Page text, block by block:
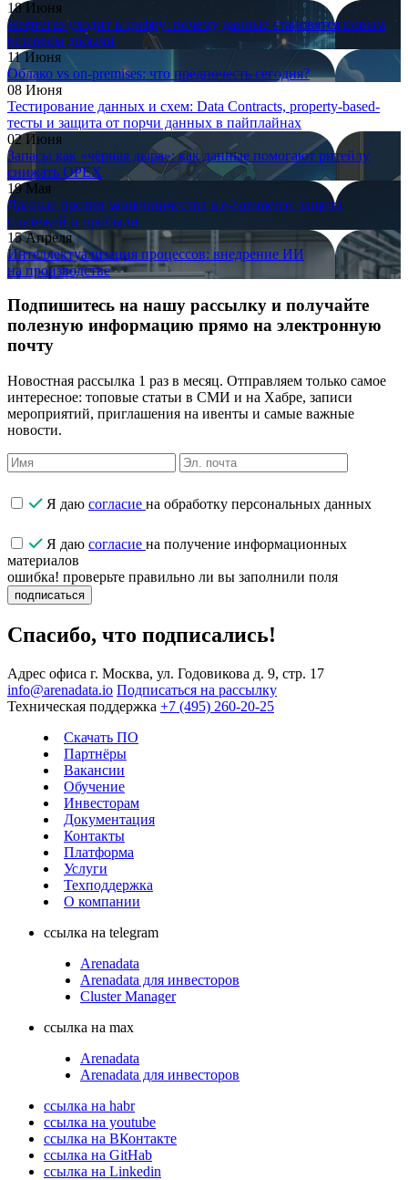
18 Июня
Нефтегаз уходит в цифру: почему данные становятся новым
резервом добычи
11 Июня
Облако vs on-premises: что предпочесть сегодня?
08 Июня
Тестирование данных и схем: Data Contracts, property-based-
тесты и защита от порчи данных в пайплайнах
02 Июня
Запасы как «чёрная дыра»: как данные помогают ритейлу
снижать OPEX
19 Мая
Данные против мошенничества в e-commerce: защита
платежей и прибыли
15 Апреля
Интеллектуализация процессов: внедрение ИИ
на производстве
Подпишитесь на нашу рассылку и получайте
полезную информацию прямо на электронную
почту
Новостная рассылка 1 раз в месяц. Отправляем только самое
интересное: топовые статьи в СМИ и на Хабре, записи
мероприятий, приглашения на ивенты и самые важные
новости.
Я даю согласие на обработку персональных данных
Я даю согласие на получение информационных
материалов
ошибка! проверьте правильно ли вы заполнили поля
подписаться
Спасибо, что подписались!
Адрес офиса г. Москва, ул. Годовикова д. 9, стр. 17
info@arenadata.io Подписаться на рассылку
Техническая поддержка +7 (495) 260-20-25
Скачать ПО
Партнёры
Вакансии
Обучение
Инвесторам
Документация
Контакты
Платформа
Услуги
Техподдержка
О компании
ссылка на telegram
Arenadata
Arenadata для инвесторов
Cluster Manager
ссылка на max
Arenadata
Arenadata для инвесторов
ссылка на habr
ссылка на youtube
ссылка на ВКонтакте
ссылка на GitHab
ссылка на Linkedin